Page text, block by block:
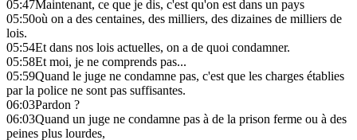
05:47Maintenant, ce que je dis, c'est qu'on est dans un pays
05:50où on a des centaines, des milliers, des dizaines de milliers de
lois.
05:54Et dans nos lois actuelles, on a de quoi condamner.
05:58Et moi, je ne comprends pas...
05:59Quand le juge ne condamne pas, c'est que les charges établies
par la police ne sont pas suffisantes.
06:03Pardon ?
06:03Quand un juge ne condamne pas à de la prison ferme ou à des
peines plus lourdes,